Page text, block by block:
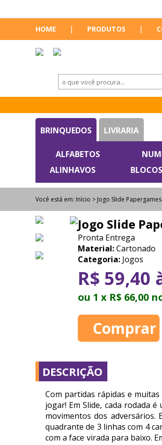
HOME | PRODUTOS |
BRINQUEDOS LIVRARIA
ALFABETOS
ALINHAVOS
BLOCOS
Você está em: Início > Jogo Slide Papergames
Jogo Slide
Pronta Entrega
Material:Cartonado
Categoria: Jogos
R$ 59,40
ou 1 x R$ 66,00
DESCRIÇÃO
Com partidas rápidas e
jogar! Em Slide, cada rodada
movimentos dos
quadrante de 3 linhas com 4
com a face virada para baixo.